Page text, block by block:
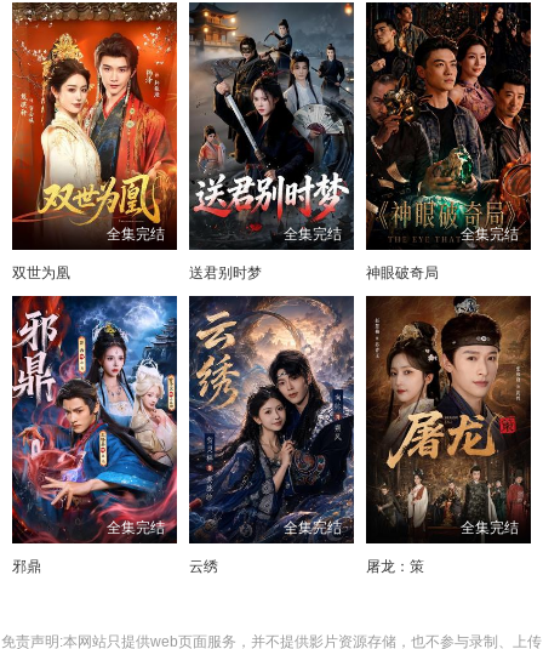
全集完结
双世为凰
全集完结
送君别时梦
全集完结
神眼破奇局
全集完结
邪鼎
全集完结
云绣
全集完结
屠龙：策
免责声明:本网站只提供web页面服务，并不提供影片资源存储，也不参与录制、上传